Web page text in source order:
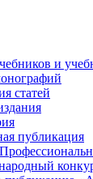
и
статей
публикация